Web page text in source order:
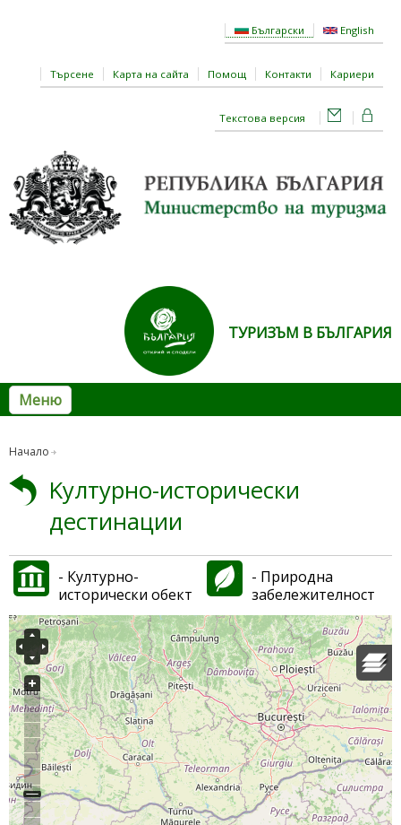
Български English
Търсене Карта на сайта Помощ Контакти Кариери
Текстова версия
ТУРИЗЪМ В БЪЛГАРИЯ
Меню
Начало
Kултурно-исторически
дестинации
- Културно-
исторически обект
- Природна
забележителност